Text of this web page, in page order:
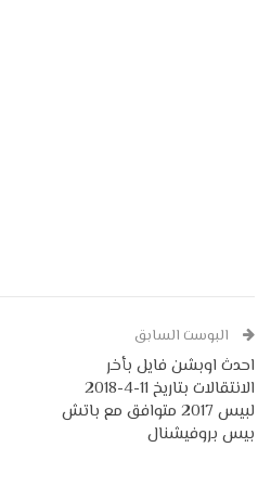
البوست السابق
احدث اوبشن فايل بأخر
الانتقالات بتاريخ 11-4-2018
لبيس 2017 متوافق مع باتش
بيس بروفيشنال